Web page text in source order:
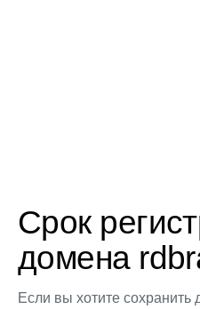
Срок
домена
Если вы хотите